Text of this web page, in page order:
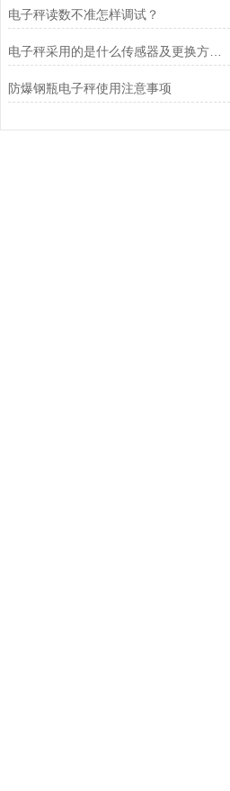
电子秤读数不准怎样调试？
电子秤采用的是什么传感器及更换方法？
防爆钢瓶电子秤使用注意事项